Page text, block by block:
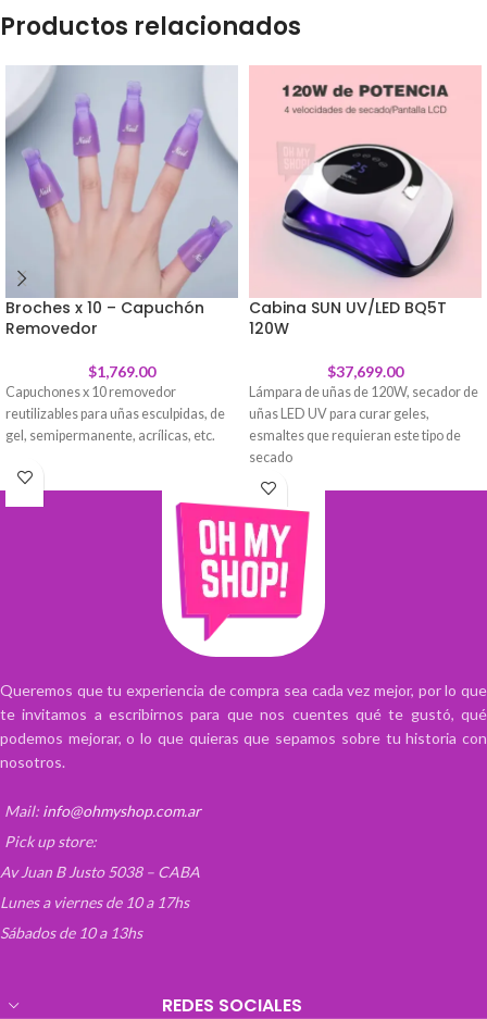
Productos relacionados
Broches x 10 – Capuchón
Removedor
$1,769.00
Capuchones x 10 removedor
reutilizables para uñas esculpidas, de
gel, semipermanente, acrílicas, etc.
Cabina SUN UV/LED BQ5T
120W
$37,699.00
Lámpara de uñas de 120W, secador de
uñas LED UV para curar geles,
esmaltes que requieran este tipo de
secado
Con sensor infrarrojo, que hace que la
introducir la mano, y se apaga al
retirarla.
Posee timer, manija para su cómodo
traslado y base extraíble
Queremos que tu experiencia de compra sea cada vez mejor, por lo que
te invitamos a escribirnos para que nos cuentes qué te gustó, qué
podemos mejorar, o lo que quieras que sepamos sobre tu historia con
nosotros.
Mail: info@ohmyshop.com.ar
Pick up store:
Av Juan B Justo 5038 – CABA
Lunes a viernes de 10 a 17hs
Sábados de 10 a 13hs
REDES SOCIALES